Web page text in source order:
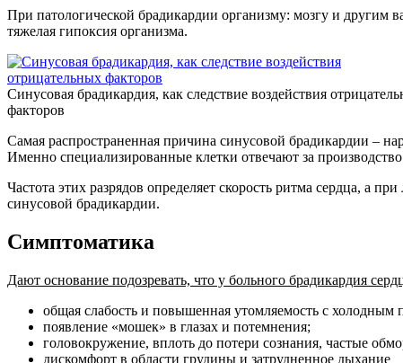
При патологической брадикардии организму: мозгу и другим
тяжелая гипоксия организма.
Синусовая брадикардия, как следствие воздействия
факторов
Самая распространенная причина синусовой брадикардии –
Именно специализированные клетки отвечают за
Частота этих разрядов определяет скорость ритма сердца, а
синусовой брадикардии.
Симптоматика
Дают основание подозревать, что у больного брадикардия
общая слабость и повышенная утомляемость с холодным
появление «мошек» в глазах и потемнения;
головокружение, вплоть до потери сознания, частые
дискомфорт в области грудины и затрудненное дыхание